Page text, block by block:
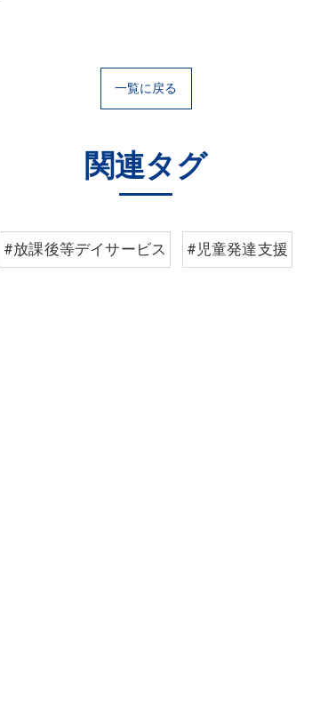
一覧に戻る
関連タグ
#放課後等デイサービス #児童発達支援